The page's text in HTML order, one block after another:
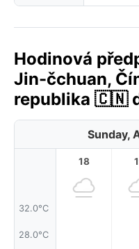
Hodinová
Jin-čchuan,
republika 🇨🇳
Sunday,
32.0°C
28.0°C
18